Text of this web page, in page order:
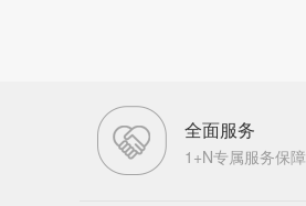
全面服务
1+N专属服务保障